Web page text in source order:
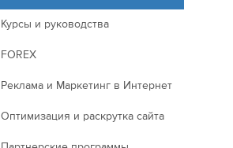
Курсы и руководства
FOREX
Реклама и Маркетинг в Интернет
Оптимизация и раскрутка сайта